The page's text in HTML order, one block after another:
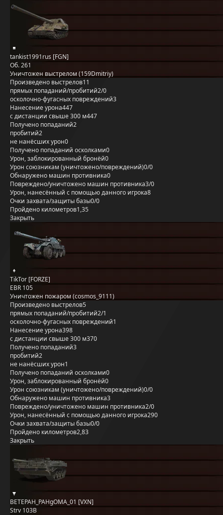
tankist1991rus [FGN]
Об. 261
Уничтожен выстрелом (159Dmitriy)
Произведено выстрелов11
прямых попаданий/пробитий2/0
осколочно-фугасных повреждений3
Нанесение урона447
с дистанции свыше 300 м447
Получено попаданий2
пробитий2
не нанёсших урон0
Получено попаданий осколками0
Урон, заблокированный бронёй0
Урон союзникам (уничтожено/повреждений)0/0
Обнаружено машин противника0
Повреждено/уничтожено машин противника3/0
Урон, нанесённый с помощью данного игрока8
Очки захвата/защиты базы0/0
Пройдено километров1,35
Закрыть
TikTor [FORZE]
EBR 105
Уничтожен пожаром (cosmos_9111)
Произведено выстрелов5
прямых попаданий/пробитий2/1
осколочно-фугасных повреждений1
Нанесение урона398
с дистанции свыше 300 м370
Получено попаданий3
пробитий2
не нанёсших урон1
Получено попаданий осколками0
Урон, заблокированный бронёй0
Урон союзникам (уничтожено/повреждений)0/0
Обнаружено машин противника3
Повреждено/уничтожено машин противника2/0
Урон, нанесённый с помощью данного игрока290
Очки захвата/защиты базы0/0
Пройдено километров2,83
Закрыть
BETEPAH_PAHgOMA_01 [VXN]
Strv 103B